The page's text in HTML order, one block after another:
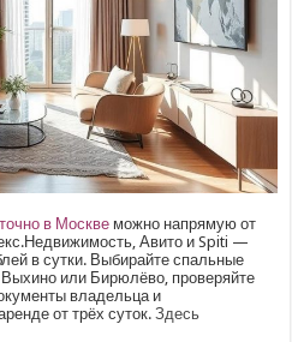
в Москве можно напрямую от
Авито и Spiti —
в сутки. Выбирайте спальные
или Бирюлёво, проверяйте
владельца и
от трёх суток.Здесь